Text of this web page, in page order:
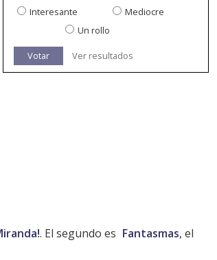
Interesante
Mediocre
Un rollo
Votar Ver resultados
. El segundo es Fantasmas, el